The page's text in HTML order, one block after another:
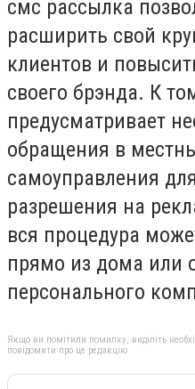
смс рассылка
расширить свой
клиентов и
своего брэнда. К
предусматривает
обращения в
самоуправления
разрешения на
вся процедура
прямо из дома
персонального
Якщо ви помітили помилку, виділіть
повідомити про це редакцію